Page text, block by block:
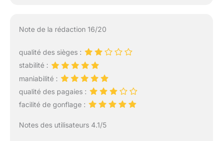
Note de la rédaction 16/20
qualité des sièges :
stabilité :
maniabilité :
qualité des pagaies :
facilité de gonflage :
Notes des utilisateurs 4.1/5